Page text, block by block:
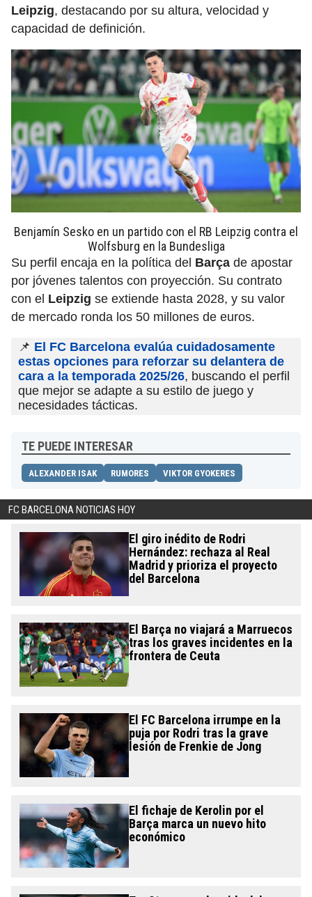
Leipzig, destacando por su altura, velocidad y
capacidad de definición.
Benjamín Sesko en un partido con el RB Leipzig contra el
Wolfsburg en la Bundesliga
Su perfil encaja en la política del Barça de apostar
por jóvenes talentos con proyección. Su contrato
con el Leipzig se extiende hasta 2028, y su valor
de mercado ronda los 50 millones de euros.
📌 El FC Barcelona evalúa cuidadosamente
estas opciones para reforzar su delantera de
cara a la temporada 2025/26, buscando el perfil
que mejor se adapte a su estilo de juego y
necesidades tácticas.
TE PUEDE INTERESAR
ALEXANDER ISAK RUMORES VIKTOR GYOKERES
FC BARCELONA NOTICIAS HOY
El giro inédito de Rodri
Hernández: rechaza al Real
Madrid y prioriza el proyecto
del Barcelona
El Barça no viajará a Marruecos
tras los graves incidentes en la
frontera de Ceuta
El FC Barcelona irrumpe en la
puja por Rodri tras la grave
lesión de Frenkie de Jong
El fichaje de Kerolin por el
Barça marca un nuevo hito
económico